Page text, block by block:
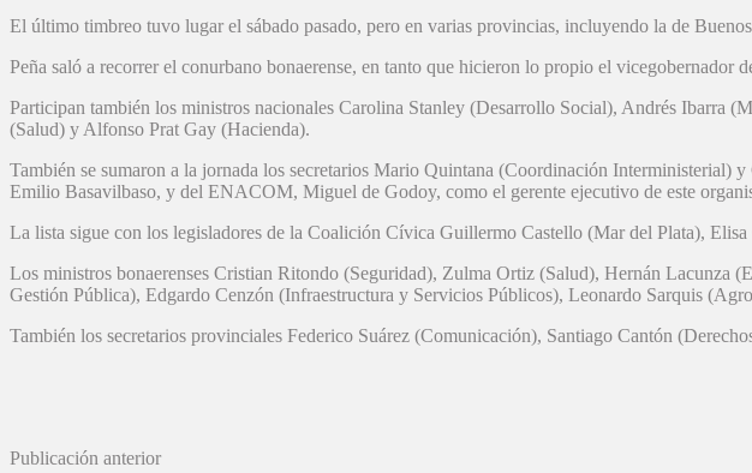
El último timbreo tuvo lugar el sábado pasado, pero en varias provincias, incluyendo la de
Peña saló a recorrer el conurbano bonaerense, en tanto que hicieron lo propio el
Participan también los ministros nacionales Carolina Stanley (Desarrollo Social), Andrés Ibarra
(Salud) y Alfonso Prat Gay (Hacienda).
También se sumaron a la jornada los secretarios Mario Quintana (Coordinación
Emilio Basavilbaso, y del ENACOM, Miguel de Godoy, como el gerente ejecutivo de este
La lista sigue con los legisladores de la Coalición Cívica Guillermo Castello (Mar del Plata),
Los ministros bonaerenses Cristian Ritondo (Seguridad), Zulma Ortiz (Salud), Hernán
Gestión Pública), Edgardo Cenzón (Infraestructura y Servicios Públicos), Leonardo Sarquis
También los secretarios provinciales Federico Suárez (Comunicación), Santiago Cantón
Publicación anterior